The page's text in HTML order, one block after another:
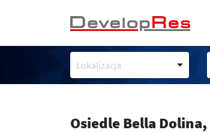
Lokalizacja
Osiedle Bella Dolina,